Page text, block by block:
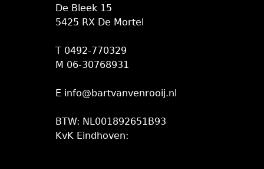
De Bleek 15
5425 RX De Mortel
T 0492-770329
M 06-30768931
E info@bartvanvenrooij.nl
BTW: NL001892651B93
KvK Eindhoven: